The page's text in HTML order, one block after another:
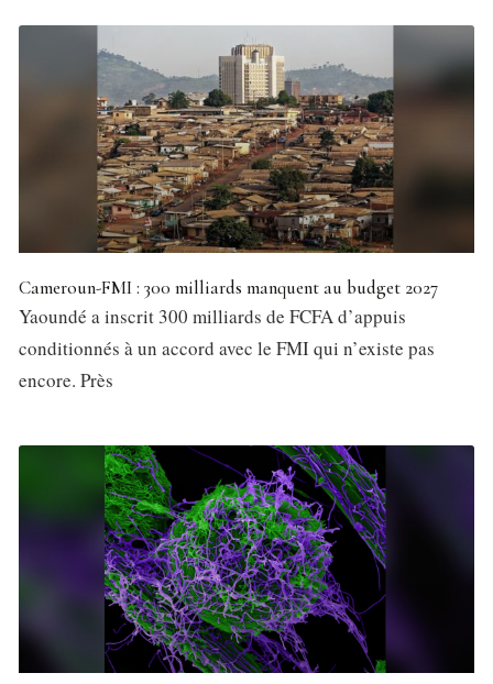
Cameroun-FMI : 300 milliards manquent au budget 2027
Yaoundé a inscrit 300 milliards de FCFA d’appuis
conditionnés à un accord avec le FMI qui n’existe pas
encore. Près